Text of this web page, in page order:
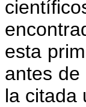
esta
antes
la citada